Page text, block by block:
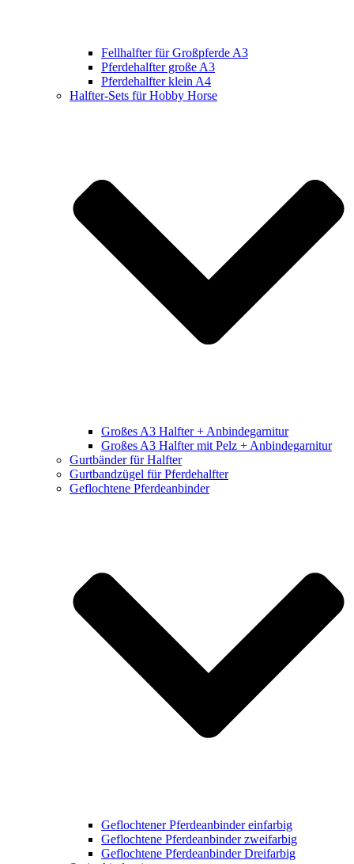
Fellhalfter für Großpferde A3
Pferdehalfter große A3
Pferdehalfter klein A4
Halfter-Sets für Hobby Horse
Großes A3 Halfter + Anbindegarnitur
Großes A3 Halfter mit Pelz + Anbindegarnitur
Gurtbänder für Halfter
Gurtbandzügel für Pferdehalfter
Geflochtene Pferdeanbinder
Geflochtener Pferdeanbinder einfarbig
Geflochtene Pferdeanbinder zweifarbig
Geflochtene Pferdeanbinder Dreifarbig